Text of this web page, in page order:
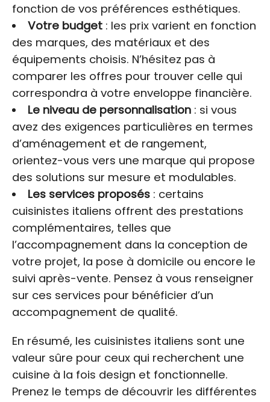
fonction de vos préférences esthétiques.
Votre budget: les prix varient en fonction
des marques, des matériaux et des
équipements choisis. N’hésitez pas à
comparer les offres pour trouver celle qui
correspondra à votre enveloppe financière.
Le niveau de personnalisation: si vous
avez des exigences particulières en termes
d’aménagement et de rangement,
orientez-vous vers une marque qui propose
des solutions sur mesure et modulables.
Les services proposés: certains
cuisinistes italiens offrent des prestations
complémentaires, telles que
l’accompagnement dans la conception de
votre projet, la pose à domicile ou encore le
suivi après-vente. Pensez à vous renseigner
sur ces services pour bénéficier d’un
accompagnement de qualité.
En résumé, les cuisinistes italiens sont une
valeur sûre pour ceux qui recherchent une
cuisine à la fois design et fonctionnelle.
Prenez le temps de découvrir les différentes